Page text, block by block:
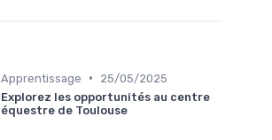
Apprentissage •
25/05/2025
Explorez les opportunités au centre
équestre de Toulouse